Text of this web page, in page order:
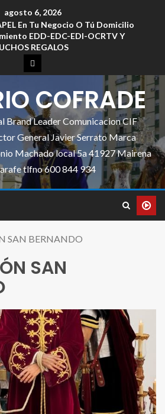
agosto 6, 2026
En Tu Negocio O Tú Domicilio
EDD-EDC-EDI-OCRTV Y
REGALOS
COFRADE
Brand Leader Comunicacion CIF
General Javier Serrato Marca
Machado local 5a 41927 Mairena
tlfno 600 844 934
SAN BERNANDO
SAN